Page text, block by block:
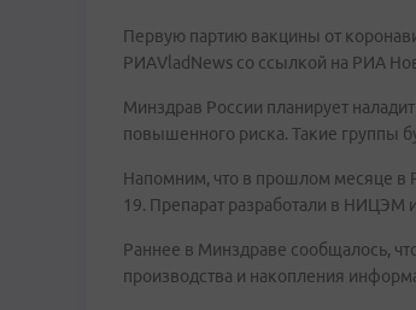
Первую партию вакцины от
РИАVladNews со ссылкой на РИА
Минздрав России планирует
повышенного риска. Такие группы
Напомним, что в прошлом месяце в
19. Препарат разработали в НИЦЭМ
Раннее в Минздраве сообщалось,
производства и накопления